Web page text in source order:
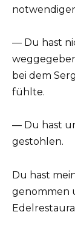
— Du hast
bei dem
fühlte.
— Du hast
gestohlen.
Du hast
genommen